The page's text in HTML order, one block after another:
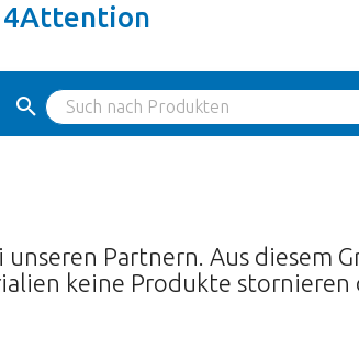
4Attention
Partnern. Aus diesem
keine Produkte stornieren